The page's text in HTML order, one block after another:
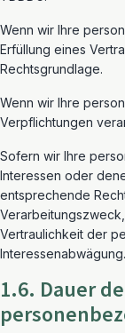
Wenn wir Ihre
Erfüllung eines
Rechtsgrundlage.
Wenn wir Ihre
Verpflichtungen
Sofern wir Ihre
Interessen oder
entsprechende
Vertraulichkeit der
Interessenabwägung.
1.6. Dauer